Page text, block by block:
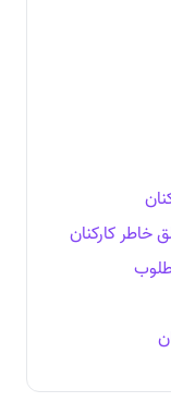
خاطر کارکنان